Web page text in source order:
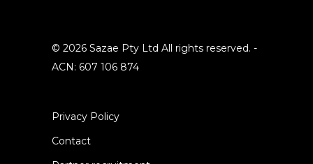
© 2026 Sazae Pty Ltd All rights reserved. -
ACN: 607 106 874
Privacy Policy
Contact